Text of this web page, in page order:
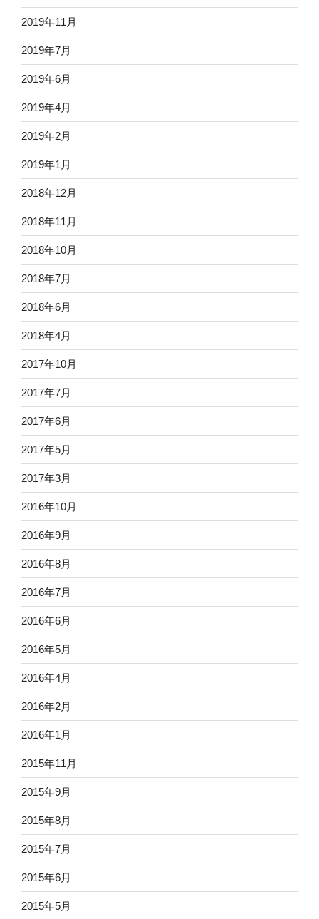
2019年11月
2019年7月
2019年6月
2019年4月
2019年2月
2019年1月
2018年12月
2018年11月
2018年10月
2018年7月
2018年6月
2018年4月
2017年10月
2017年7月
2017年6月
2017年5月
2017年3月
2016年10月
2016年9月
2016年8月
2016年7月
2016年6月
2016年5月
2016年4月
2016年2月
2016年1月
2015年11月
2015年9月
2015年8月
2015年7月
2015年6月
2015年5月